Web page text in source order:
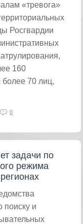
«тревога»
Росгвардии
160
более 70 лиц,
0
задачи по
режима
поиску и